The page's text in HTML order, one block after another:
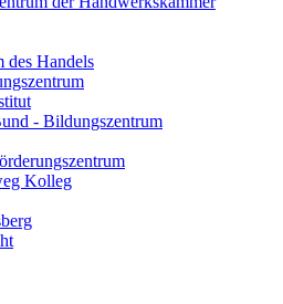
des Handels
- Bildungszentrum
Kolleg